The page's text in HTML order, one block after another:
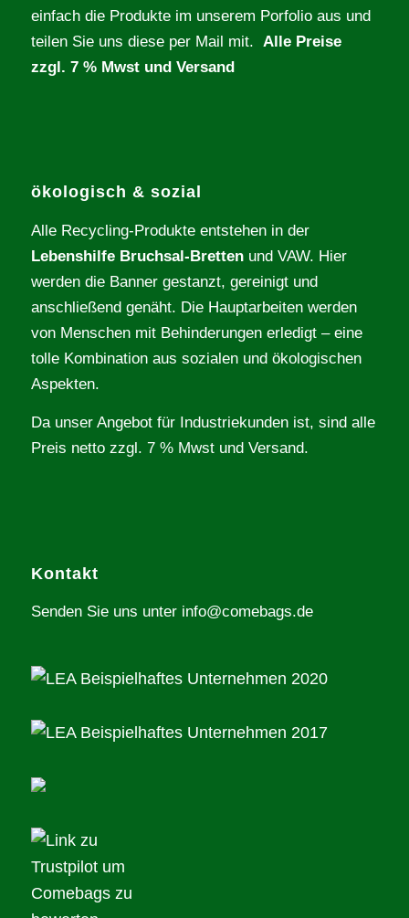
einfach die Produkte im unserem Porfolio aus und
teilen Sie uns diese per Mail mit.
Alle Preise
zzgl. 7 % Mwst und Versand
ökologisch & sozial
Alle Recycling-Produkte entstehen in der
Lebenshilfe Bruchsal-Bretten und VAW. Hier
werden die Banner gestanzt, gereinigt und
anschließend genäht. Die Hauptarbeiten werden
von Menschen mit Behinderungen erledigt – eine
tolle Kombination aus sozialen und ökologischen
Aspekten.
Da unser Angebot für Industriekunden ist, sind alle
Preis netto zzgl. 7 % Mwst und Versand.
Kontakt
Senden Sie uns unter info@comebags.de